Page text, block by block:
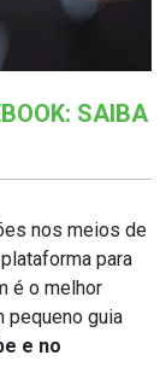
SAIBA
nos meios de
para
é o melhor
pequeno guia
e no